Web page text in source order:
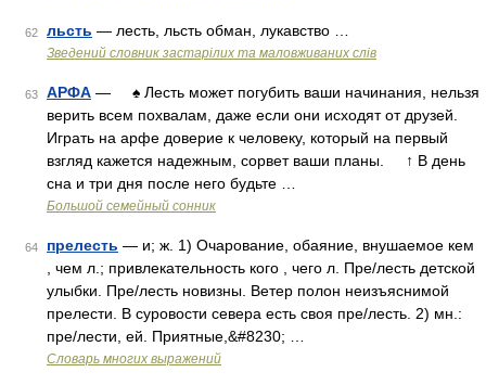
62 льсть — лесть, льсть обман, лукавство …
Зведений словник застарілих та маловживаних слів
63 АРФА — ♠ Лесть может погубить ваши начинания, нельзя
верить всем похвалам, даже если они исходят от друзей.
Играть на арфе доверие к человеку, который на первый
взгляд кажется надежным, сорвет ваши планы. ↑ В день
сна и три дня после него будьте …
Большой семейный сонник
64 прелесть — и; ж. 1) Очарование, обаяние, внушаемое кем
, чем л.; привлекательность кого , чего л. Пре/лесть детской
улыбки. Пре/лесть новизны. Ветер полон неизъяснимой
прелести. В суровости севера есть своя пре/лесть. 2) мн.:
пре/лести, ей. Приятные,&#8230; …
Словарь многих выражений